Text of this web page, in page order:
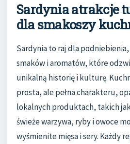
Sardynia atrakcje
dla smakoszy
Sardynia to raj dla
smaków i aromatów, które
unikalną historię i kulturę.
prosta, ale pełna charakteru,
lokalnych produktach, takich
świeże warzywa, ryby i owoce
wyśmienite mięsa i sery. Każdy